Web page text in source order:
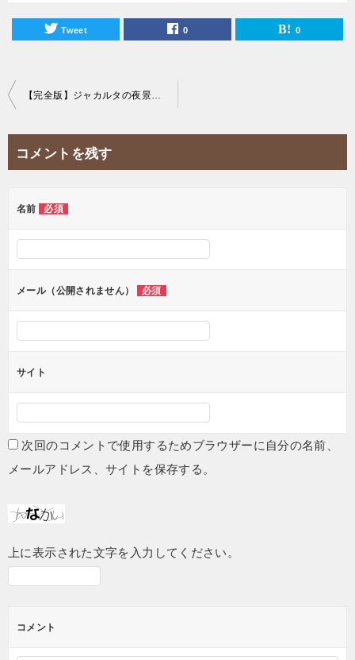
Tweet 0 0
投
ー
ョ
【完全版】ジャカルタの夜景を一望できる20のおすすめスカイバーを紹介！
コメントを残す
名前 必須
メール（公開されません） 必須
サイト
次回のコメントで使用するためブラウザーに自分の名前、
メールアドレス、サイトを保存する。
上に表示された文字を入力してください。
コメント